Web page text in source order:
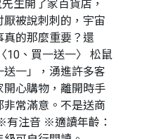
生開了家百貨店，
被說刺刺的，宇宙
的那麼重要？還
10、買一送一〉 松鼠
一」，湧進許多客
開心購物，離開時手
非常滿意。不是送商
有注音 ※適讀年齡：